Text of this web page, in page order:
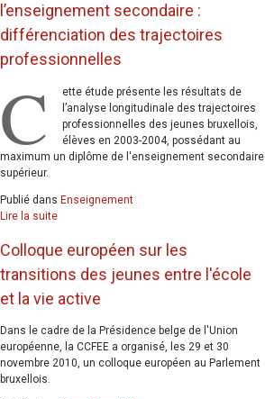
l’enseignement secondaire :
différenciation des trajectoires
professionnelles
C
ette étude présente les résultats de
l’analyse longitudinale des trajectoires
professionnelles des jeunes bruxellois,
élèves en 2003-2004, possédant au
maximum un diplôme de l'enseignement secondaire
supérieur.
Publié dans Enseignement
Lire la suite
Colloque européen sur les
transitions des jeunes entre l'école
et la vie active
Dans le cadre de la Présidence belge de l'Union
européenne, la CCFEE a organisé, les 29 et 30
novembre 2010, un colloque européen au Parlement
bruxellois.